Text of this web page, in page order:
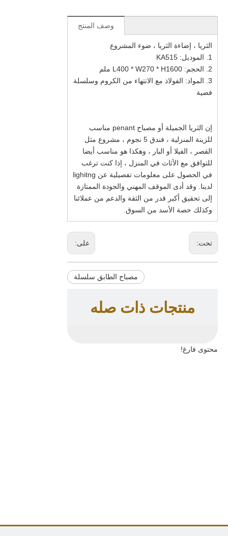
وصف المنتج
الثريا ، إضاءة الثريا ، ضوء المشروع
1. الموديل: KA515
2. الحجم: L400 * W270 * H1600 ملم
3. المواد: الفولاذ مع الانتهاء من الكروم وسلسلة
فضية
إن الثريا الجميلة أو مصباح penant مناسب
للزينة المنزلية ، فندق 5 نجوم ، مشروع مثل
القصر ، الفيلا أو البار ، وهكذا هو مناسب أيضا
للتوافق مع الأثاث في المنزل ، إذا كنت ترغب
في الحصول على معلومات تفصيلية عن lighitng
لدينا. وقد أدى الموقف المهني والجودة الممتازة
إلى تحقيق أكبر قدر من الثقة والدعم من عملائنا
وكذلك حصة الأسد من السوق.
على: تحت:
مصباح الطابق سلسلة
منتجات ذات صله
محتوى فارغ!